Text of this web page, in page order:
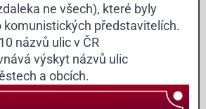
ne všech), které byly
komunistických představitelích.
názvů ulic v ČR
výskyt názvů ulic
a obcích.